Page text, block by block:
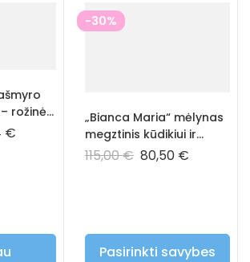
rožinė
€
-30%
„Bianca Maria“ mėlynas
megztinis kūdikiui ir
vaikui – 100% prabangus
115,00€ 80,50 €
Pasirinkti savybes